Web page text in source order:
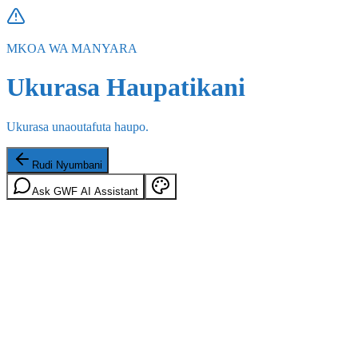
MKOA WA MANYARA
Ukurasa Haupatikani
Ukurasa unaoutafuta haupo.
Rudi Nyumbani
Ask GWF AI Assistant